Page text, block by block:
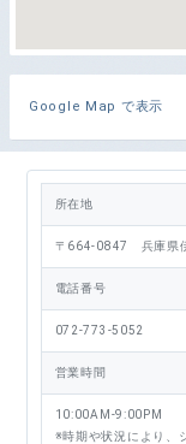
Google Map で表示
所在地
〒664-0847 兵庫県
電話番号
072-773-5052
営業時間
10:00AM-9:00PM
※時期や状況により、